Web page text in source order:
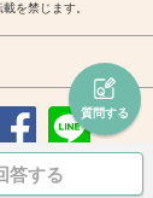
答する
質問する
を禁じます。
ook
line